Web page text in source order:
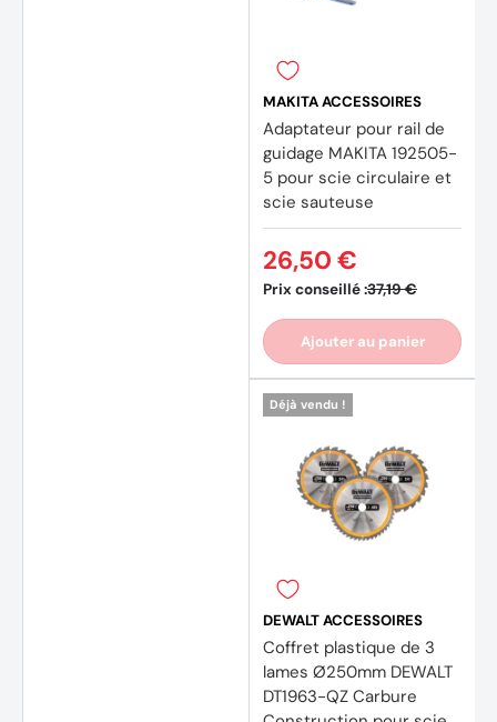
MAKITA ACCESSOIRES
Adaptateur pour rail de
guidage MAKITA 192505-
5 pour scie circulaire et
scie sauteuse
Prix conseillé :37,19 €
26,50 €
Ajouter au panier
Déjà vendu !
DEWALT ACCESSOIRES
Coffret plastique de 3
lames Ø250mm DEWALT
DT1963-QZ Carbure